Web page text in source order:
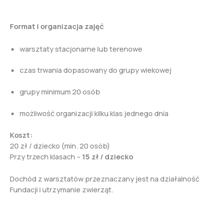
Format i organizacja zajęć
warsztaty stacjonarne lub terenowe
czas trwania dopasowany do grupy wiekowej
grupy minimum 20 osób
możliwość organizacji kilku klas jednego dnia
Koszt:
20 zł / dziecko (min. 20 osób)
Przy trzech klasach – 15 zł / dziecko
Dochód z warsztatów przeznaczany jest na działalność
Fundacji i utrzymanie zwierząt.